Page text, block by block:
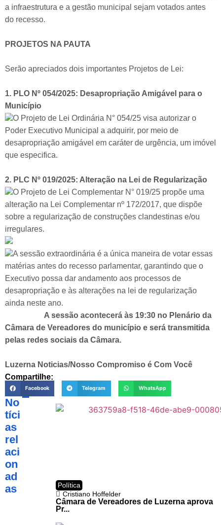
a infraestrutura e a gestão municipal sejam votados antes
do recesso.
PROJETOS NA PAUTA
Serão apreciados dois importantes Projetos de Lei:
1. PLO Nº 054/2025: Desapropriação Amigável para o
Município
O Projeto de Lei Ordinária N° 054/25 visa autorizar o
Poder Executivo Municipal a adquirir, por meio de
desapropriação amigável em caráter de urgência, um imóvel
que especifica.
2. PLC Nº 019/2025: Alteração na Lei de Regularização
O Projeto de Lei Complementar N° 019/25 propõe uma
alteração na Lei Complementar nº 172/2017, que dispõe
sobre a regularização de construções clandestinas e/ou
irregulares.
A sessão extraordinária é a única maneira de votar essas
matérias antes do recesso parlamentar, garantindo que o
Executivo possa dar andamento aos processos de
desapropriação e às alterações na lei de regularização
ainda neste ano.
A sessão acontecerá às 19:30 no Plenário da
Câmara de Vereadores do município e será transmitida
pelas redes sociais da Câmara.
Luzerna Noticias/Nosso Compromiso é Com Você
Compartilhe:
Facebook Telegram WhatsApp
No
tíci
as
rel
aci
on
ad
as
Política
Cristiano Hoffelder
Câmara de Vereadores de Luzerna aprova
Pr...